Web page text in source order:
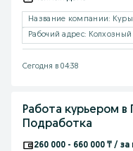
Название компании: Куры
Рабочий адрес:
Сегодня в 04:38
Работа курьером в
Подработка
260 000 - 660 000 ₸ / за